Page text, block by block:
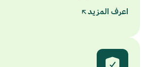
اعرف المزيد